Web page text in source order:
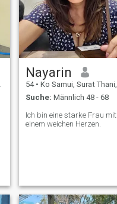
Nayarin
54 • Ko Samui, Surat Thani, Thailand
Suche: Männlich 48 - 68
Ich bin eine starke Frau mit
einem weichen Herzen.